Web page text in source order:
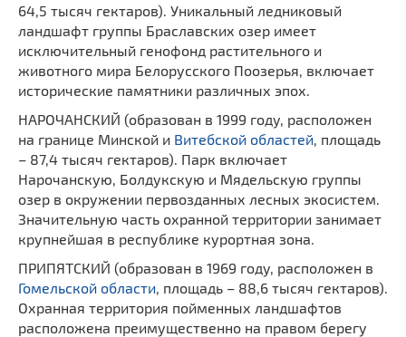
64,5 тысяч гектаров). Уникальный ледниковый
ландшафт группы Браславских озер имеет
исключительный генофонд растительного и
животного мира Белорусского Поозерья, включает
исторические памятники различных эпох.
НАРОЧАНСКИЙ (образован в 1999 году, расположен
на границе Минской и Витебской областей , площадь
– 87,4 тысяч гектаров). Парк включает
Нарочанскую, Болдукскую и Мядельскую группы
озер в окружении первозданных лесных экосистем.
Значительную часть охранной территории занимает
крупнейшая в республике курортная зона.
ПРИПЯТСКИЙ (образован в 1969 году, расположен в
Гомельской области , площадь – 88,6 тысяч гектаров).
Охранная территория пойменных ландшафтов
расположена преимущественно на правом берегу